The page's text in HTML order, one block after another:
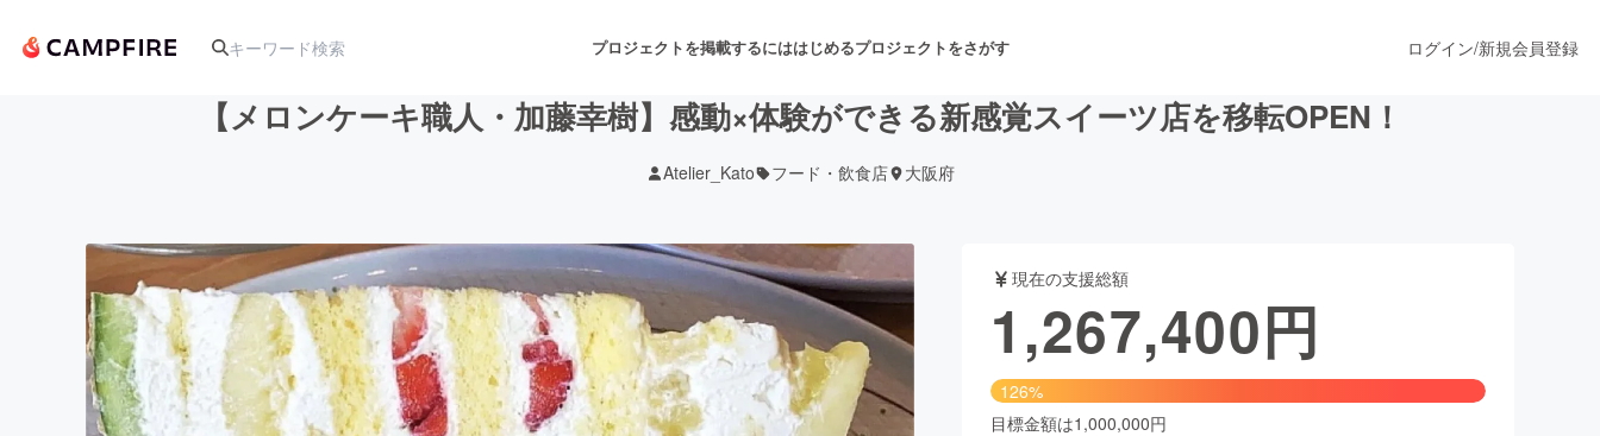
プロジェクトを掲載するにははじめるプロジェクトをさがす
アート・写真 音楽 舞台・パフォーマンス
テクノロジー・ガジェット ゲーム・サービス開発 フード・飲食店 ファッション
映像・映画 書籍・雑誌出版 アニメ・漫画
ログイン/新規会員登録
【メロンケーキ職人・加藤幸樹】感動×体験ができる新感覚スイーツ店を移転OPEN！
Atelier_Kato フード・飲食店 大阪府
現在の支援総額
1,267,400円
126%
目標金額は1,000,000円